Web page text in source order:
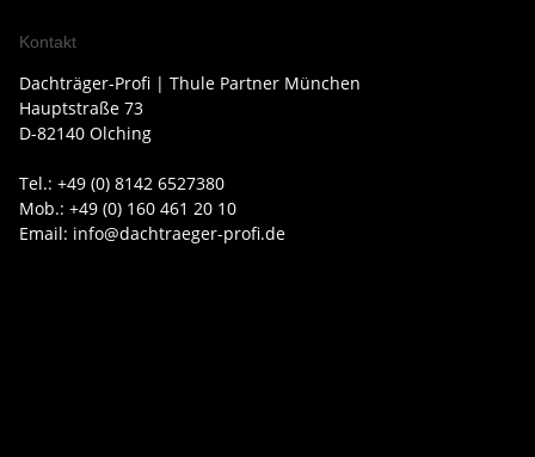
Kontakt
Dachträger-Profi | Thule Partner München
Hauptstraße 73
D-82140 Olching
Tel.: +49 (0) 8142 6527380
Mob.: +49 (0) 160 461 20 10
Email: info@dachtraeger-profi.de